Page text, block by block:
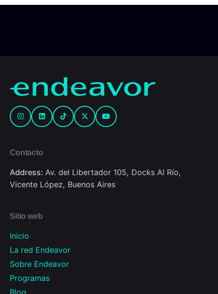
Contacto
Address: Av. del Libertador 105, Docks Al Río,
Vicente López, Buenos Aires
Sitio web
Inicio
La red Endeavor
Sobre Endeavor
Programas
Blog